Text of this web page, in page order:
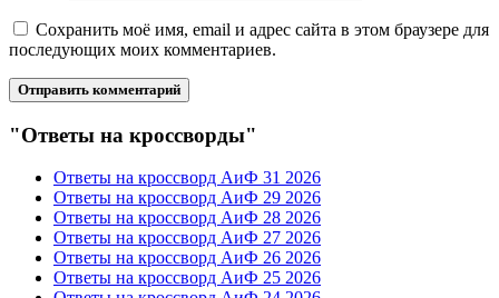
Сохранить моё имя, email и адрес сайта в этом браузере для
последующих моих комментариев.
"Ответы на кроссворды"
Ответы на кроссворд АиФ 31 2026
Ответы на кроссворд АиФ 29 2026
Ответы на кроссворд АиФ 28 2026
Ответы на кроссворд АиФ 27 2026
Ответы на кроссворд АиФ 26 2026
Ответы на кроссворд АиФ 25 2026